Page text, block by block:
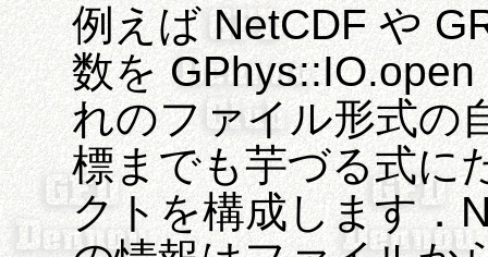
例えば NetCDF や
数を
れのファイル形式の
標までも芋づる式に
クトを構成します．